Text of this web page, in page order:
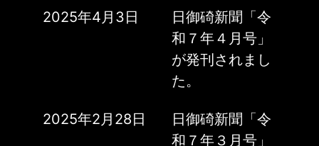
2025年4月3日
日御碕新聞「令
和７年４月号」
が発刊されまし
た。
2025年2月28日
日御碕新聞「令
和７年３月号」